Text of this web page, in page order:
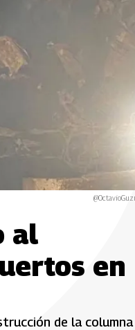
al
en
de la columna